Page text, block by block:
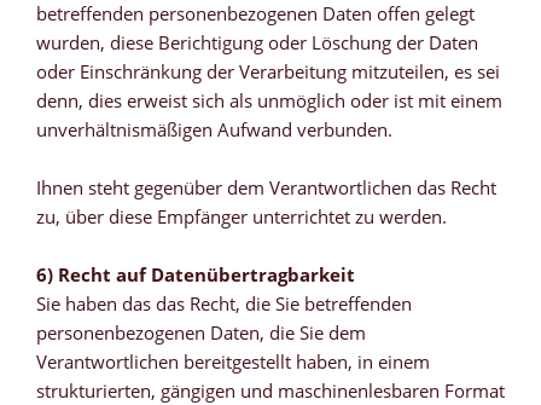
betreffenden personenbezogenen Daten offen gelegt
wurden, diese Berichtigung oder Löschung der Daten
oder Einschränkung der Verarbeitung mitzuteilen, es sei
denn, dies erweist sich als unmöglich oder ist mit einem
unverhältnismäßigen Aufwand verbunden.
Ihnen steht gegenüber dem Verantwortlichen das Recht
zu, über diese Empfänger unterrichtet zu werden.
6) Recht auf Datenübertragbarkeit
Sie haben das das Recht, die Sie betreffenden
personenbezogenen Daten, die Sie dem
Verantwortlichen bereitgestellt haben, in einem
strukturierten, gängigen und maschinenlesbaren Format